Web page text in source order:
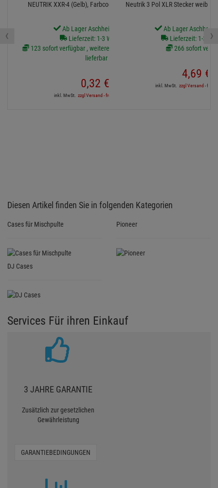
NEUTRIK XXR-4 (Gelb), Farbcodier-Ring für XX-Serie
Ab Lager Aschheim lieferbar
Lieferzeit: 1-3 Werktage
123 sofort verfügbar , weitere Artikel ab Zentrallager
lieferbar
0,32 €
inkl. MwSt. zzgl Versand - frei ab 90,-€ in DE
Neutrik 3 Pol XLR Stecker
Ab Lager
Lieferzeit: 1-3
266 sofort
4,69 €
inkl. MwSt. zzgl Versand - frei
‹ ›
Diesen Artikel finden Sie in folgenden Kategorien
Cases für Mischpulte Pioneer
DJ Cases
Services Für ihren Einkauf
3 JAHRE GARANTIE
Zusätzlich zur gesetzlichen
Gewährleistung
GARANTIEBEDINGUNGEN